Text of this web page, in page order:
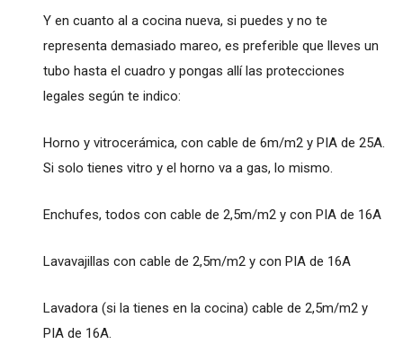
Y en cuanto al a cocina nueva, si puedes y no te
representa demasiado mareo, es preferible que lleves un
tubo hasta el cuadro y pongas allí las protecciones
legales según te indico:
Horno y vitrocerámica, con cable de 6m/m2 y PIA de 25A.
Si solo tienes vitro y el horno va a gas, lo mismo.
Enchufes, todos con cable de 2,5m/m2 y con PIA de 16A
Lavavajillas con cable de 2,5m/m2 y con PIA de 16A
Lavadora (si la tienes en la cocina) cable de 2,5m/m2 y
PIA de 16A.